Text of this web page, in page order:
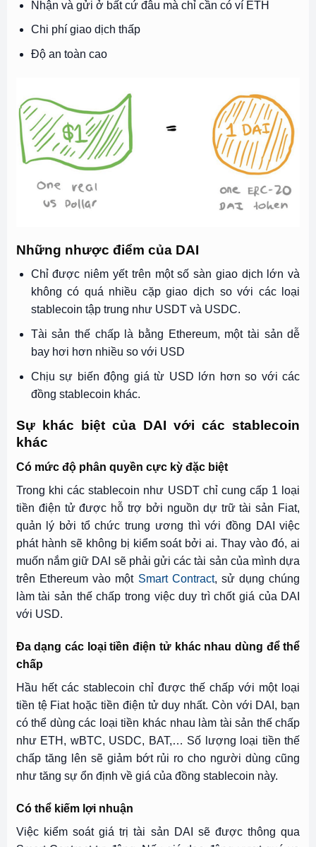
Nhận và gửi ở bất cứ đâu mà chỉ cần có ví ETH
Chi phí giao dịch thấp
Độ an toàn cao
Những nhược điểm của DAI
Chỉ được niêm yết trên một số sàn giao dịch lớn và
không có quá nhiều cặp giao dịch so với các loại
stablecoin tập trung như USDT và USDC.
Tài sản thế chấp là bằng Ethereum, một tài sản dễ
bay hơi hơn nhiều so với USD
Chịu sự biến động giá từ USD lớn hơn so với các
đồng stablecoin khác.
Sự khác biệt của DAI với các stablecoin
khác
Có mức độ phân quyền cực kỳ đặc biệt
Trong khi các stablecoin như USDT chỉ cung cấp 1 loại
tiền điện tử được hỗ trợ bởi nguồn dự trữ tài sản Fiat,
quản lý bởi tổ chức trung ương thì với đồng DAI việc
phát hành sẽ không bị kiểm soát bởi ai. Thay vào đó, ai
muốn nắm giữ DAI sẽ phải gửi các tài sản của mình dựa
trên Ethereum vào một Smart Contract, sử dụng chúng
làm tài sản thế chấp trong việc duy trì chốt giá của DAI
với USD.
Đa dạng các loại tiền điện tử khác nhau dùng để thể
chấp
Hầu hết các stablecoin chỉ được thế chấp với một loại
tiền tệ Fiat hoặc tiền điện tử duy nhất. Còn với DAI, bạn
có thể dùng các loại tiền khác nhau làm tài sản thế chấp
như ETH, wBTC, USDC, BAT,… Số lượng loại tiền thế
chấp tăng lên sẽ giảm bớt rủi ro cho người dùng cũng
như tăng sự ổn định về giá của đồng stablecoin này.
Có thể kiếm lợi nhuận
Việc kiểm soát giá trị tài sản DAI sẽ được thông qua